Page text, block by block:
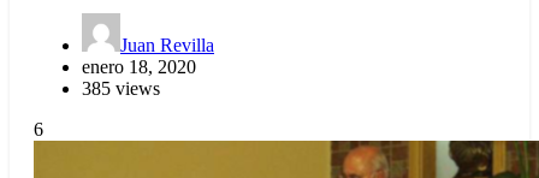
Juan Revilla
enero 18, 2020
385 views
6